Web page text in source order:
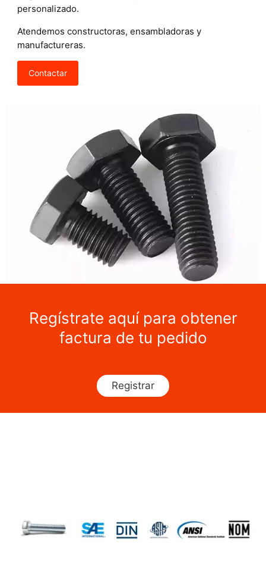
personalizado.
Atendemos constructoras, ensambladoras y
manufactureras.
Contactar
Regístrate aquí para obtener
factura de tu pedido
Registrar